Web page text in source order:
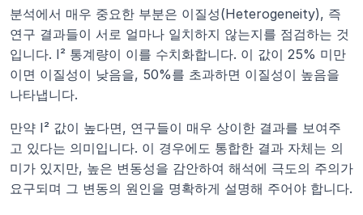
분석에서 매우 중요한 부분은 이질성(Heterogeneity), 즉
연구 결과들이 서로 얼마나 일치하지 않는지를 점검하는 것
입니다. I² 통계량이 이를 수치화합니다. 이 값이 25% 미만
이면 이질성이 낮음을, 50%를 초과하면 이질성이 높음을
나타냅니다.
만약 I² 값이 높다면, 연구들이 매우 상이한 결과를 보여주
고 있다는 의미입니다. 이 경우에도 통합한 결과 자체는 의
미가 있지만, 높은 변동성을 감안하여 해석에 극도의 주의가
요구되며 그 변동의 원인을 명확하게 설명해 주어야 합니다.